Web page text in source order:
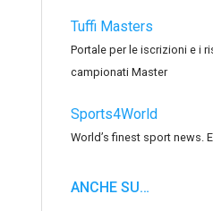
Tuffi Masters
Portale per le iscrizioni e i
campionati Master
Sports4World
World’s finest sport news.
ANCHE SU…